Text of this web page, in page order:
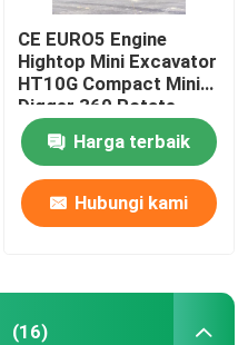
CE EURO5 Engine
Hightop Mini Excavator
HT10G Compact Mini
Digger 360 Rotate
Harga terbaik
Hubungi kami
(16)